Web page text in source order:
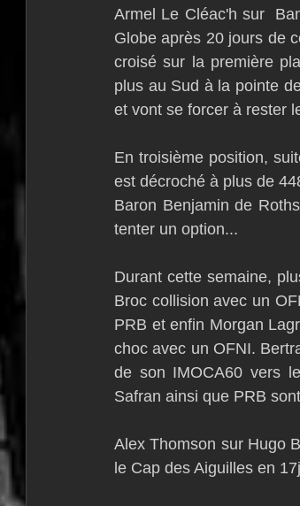
TF35 Business AC75
Armel Le Cléac'h sur
Globe après 20 jours de
croisé sur la première
plus au Sud à la pointe
et vont se forcer à rester
En troisième position,
est décroché à plus de
Baron Benjamin de
tenter un option...
Durant cette semaine,
Broc collision avec un
PRB et enfin Morgan
choc avec un OFNI.
de son IMOCA60 vers
Safran ainsi que PRB
Alex Thomson sur Hugo
le Cap des Aiguilles en